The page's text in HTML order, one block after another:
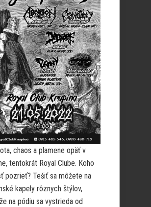
chaos a plamene opäť v
tentokrát Royal Clube. Koho
pozrieť? Tešiť sa môžete na
kapely rôznych štýlov,
na pódiu sa vystrieda od